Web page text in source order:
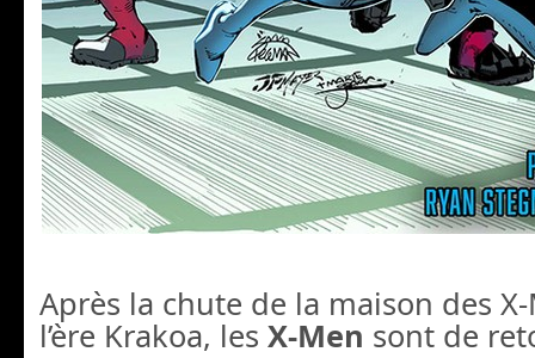
Après la chute de la maison des
l’ère Krakoa, les X-Men sont de